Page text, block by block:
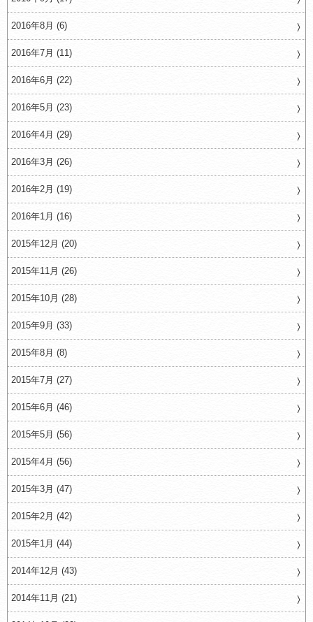
2016年8月 (6)
2016年7月 (11)
2016年6月 (22)
2016年5月 (23)
2016年4月 (29)
2016年3月 (26)
2016年2月 (19)
2016年1月 (16)
2015年12月 (20)
2015年11月 (26)
2015年10月 (28)
2015年9月 (33)
2015年8月 (8)
2015年7月 (27)
2015年6月 (46)
2015年5月 (56)
2015年4月 (56)
2015年3月 (47)
2015年2月 (42)
2015年1月 (44)
2014年12月 (43)
2014年11月 (21)